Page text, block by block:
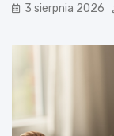
3 sierpnia 2026